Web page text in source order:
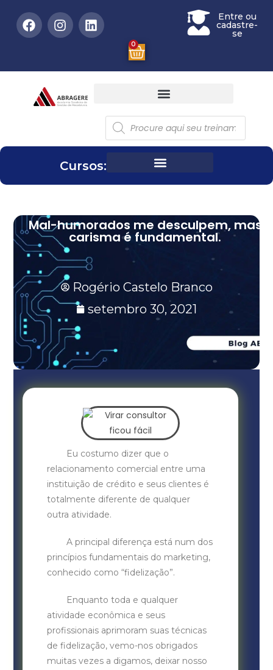
Entre ou
cadastre-
se
0
Cursos:
Mal-humorados me desculpem, mas
carisma é fundamental.
Rogério Castelo Branco
setembro 30, 2021
Eu costumo dizer que o
relacionamento comercial entre uma
instituição de crédito e seus clientes é
totalmente diferente de qualquer
outra atividade.
A principal diferença está num dos
princípios fundamentais do marketing,
conhecido como “fidelização”.
Enquanto toda e qualquer
atividade econômica e seus
profissionais aprimoram suas técnicas
de fidelização, vemo-nos obrigados
muitas vezes a digamos, deixar nosso